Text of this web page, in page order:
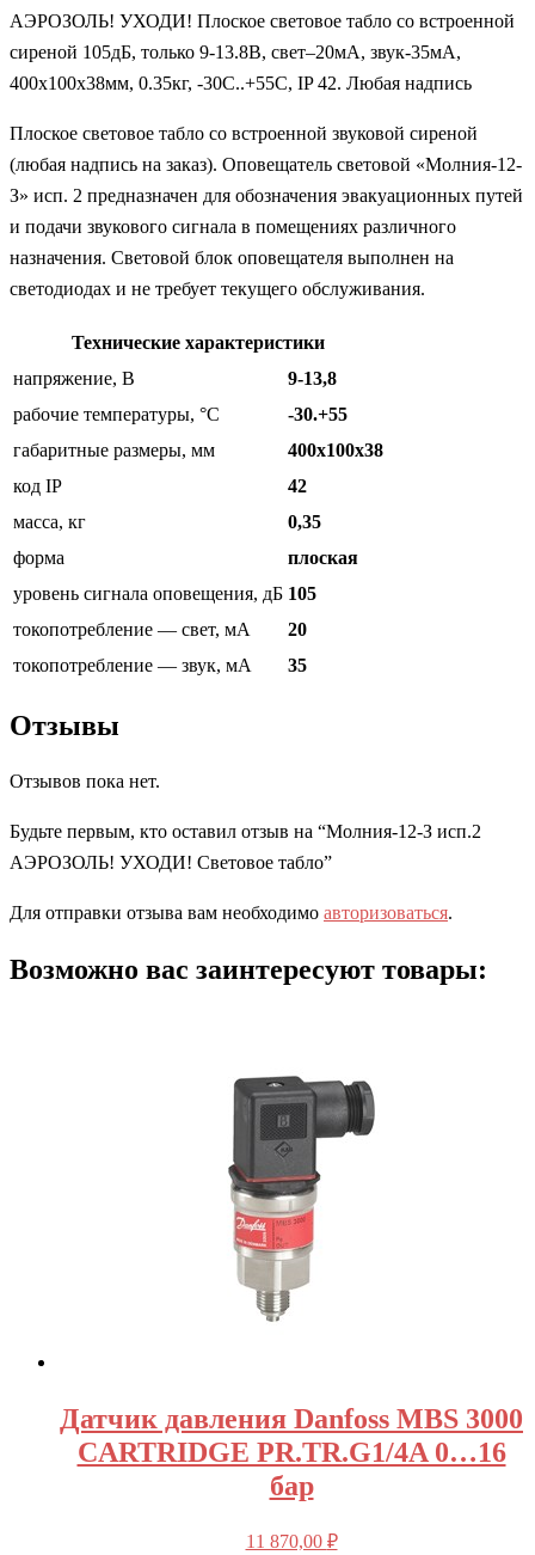
АЭРОЗОЛЬ! УХОДИ! Плоское световое табло со встроенной
сиреной 105дБ, только 9-13.8В, свет–20мА, звук-35мА,
400х100х38мм, 0.35кг, -30С..+55С, IP 42. Любая надпись
Плоское световое табло со встроенной звуковой сиреной
(любая надпись на заказ). Оповещатель световой «Молния-12-
З» исп. 2 предназначен для обозначения эвакуационных путей
и подачи звукового сигнала в помещениях различного
назначения. Световой блок оповещателя выполнен на
светодиодах и не требует текущего обслуживания.
Технические характеристики
напряжение, В
9-13,8
рабочие температуры, °С
-30.+55
габаритные размеры, мм
400х100х38
код IP
42
масса, кг
0,35
форма
плоская
уровень сигнала оповещения, дБ 105
токопотребление — свет, мА
20
токопотребление — звук, мА
35
Отзывы
Отзывов пока нет.
Будьте первым, кто оставил отзыв на “Молния-12-З исп.2
АЭРОЗОЛЬ! УХОДИ! Световое табло”
Для отправки отзыва вам необходимо авторизоваться.
Возможно вас заинтересуют товары:
Датчик давления Danfoss MBS 3000
CARTRIDGE PR.TR.G1/4A 0…16
бар
11 870,00 ₽